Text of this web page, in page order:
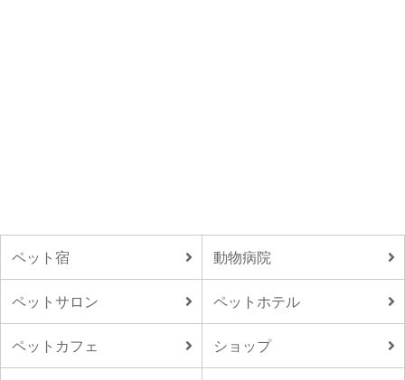
ペット宿 動物病院
ペットサロン ペットホテル
ペットカフェ ショップ